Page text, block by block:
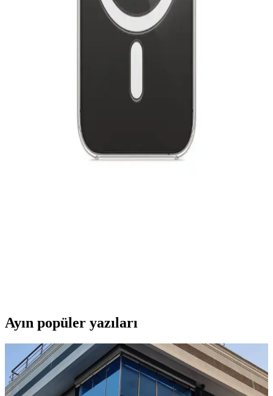
Fibaks’ın yeni iPad 11 A16 2025 10. Nesil kılıfı, yüksek kaliteli deri
ve çok yönlü tasarımıyla cihazınızı tam korur, kullanışlılık ve şıklık
TrendCell iPhone 11 Uyumlu Gri Altı Kapalı
Günlük kullanımda yüksek kaliteli silikon ve kadife dokusu ile
dayanıklı, şık ve tam uyumlu iPhone 11 kılıfı. Çizilmelere ve
darbeye karşı etkili koruma sağlar, kolay takıp çıkarılır, sağlık
açısından güvenlidir.
Apple iPad 7. Nesil için dayanıklı ve fonksiyonel sert
kılıf, uyku modu ve çoklu açı desteği ile
Ayın popüler yazıları